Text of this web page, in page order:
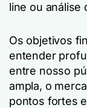
line ou análise
Os objetivos
entender
entre nosso
ampla, o
pontos fortes